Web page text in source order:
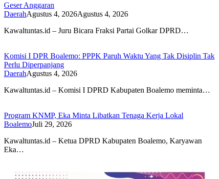
Geser Anggaran
DaerahAgustus 4, 2026Agustus 4, 2026
Kawaltuntas.id – Juru Bicara Fraksi Partai Golkar DPRD…
Komisi I DPR Boalemo: PPPK Paruh Waktu Yang Tak Disiplin Tak
Perlu Diperpanjang
DaerahAgustus 4, 2026
Kawaltuntas.id – Komisi I DPRD Kabupaten Boalemo meminta…
Program KNMP, Eka Minta Libatkan Tenaga Kerja Lokal
BoalemoJuli 29, 2026
Kawaltuntas.id – Ketua DPRD Kabupaten Boalemo, Karyawan
Eka…